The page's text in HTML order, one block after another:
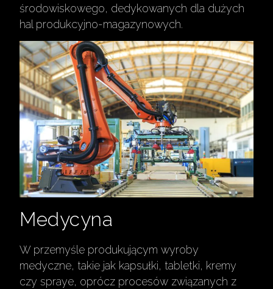
środowiskowego, dedykowanych dla dużych
hal produkcyjno-magazynowych.
Medycyna
W przemyśle produkującym wyroby
medyczne, takie jak kapsułki, tabletki, kremy
czy spraye, oprócz procesów związanych z